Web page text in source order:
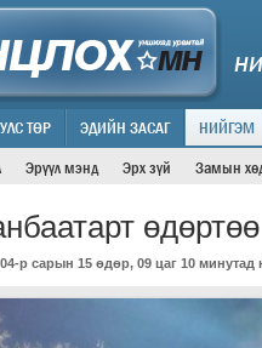
УЛС ТӨР ЭДИЙН ЗАСАГ НИЙГЭМ
Эрүүл мэнд Эрх зүй Замын
р сарын 15 өдөр, 09 цаг 10 минутад